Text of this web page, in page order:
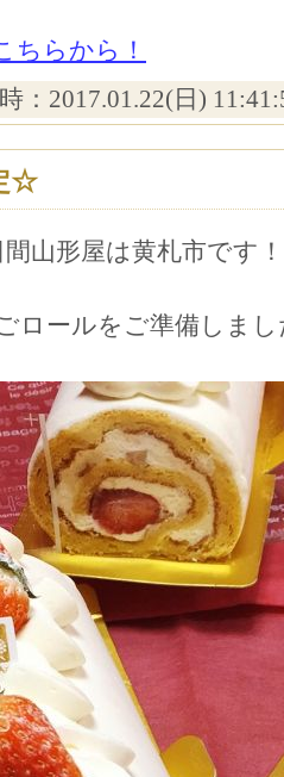
ちらから！
：2017.01.22(日)
☆
山形屋は黄札市です！
ロールをご準備しま